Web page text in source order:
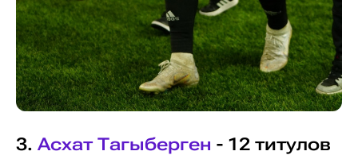
3. Асхат Тагыберген - 12 титулов